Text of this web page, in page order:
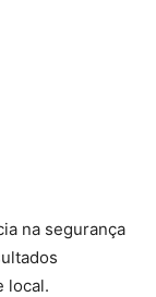
na segurança
local.